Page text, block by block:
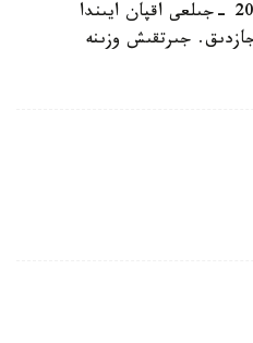
ەسكە سالا كەتەيىك، بۇعاكن دەيىن ىلە الاتاۋى مەملەكەتتىك ۇلتتىق تابيعي پاركى 2026 -جىلعى اقپان ايىندا
جازدىق. جىرتقىش وزىنە